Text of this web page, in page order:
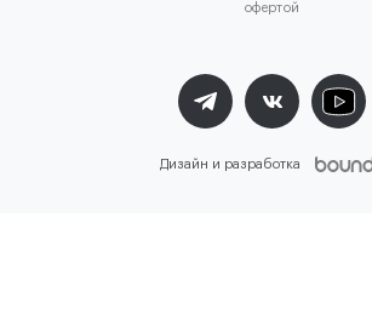
офертой
Дизайн и разработка